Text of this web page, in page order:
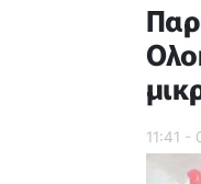
11:41 -